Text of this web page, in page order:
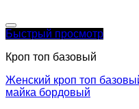
Быстрый просмотр
Кроп топ базовый
Женский кроп топ
майка бордовый